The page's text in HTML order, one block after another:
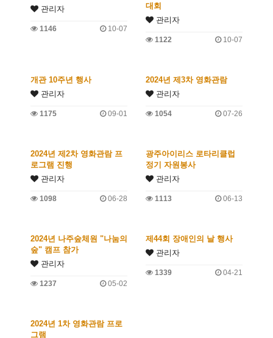
관리자
1146 10-07
대회
관리자
1122 10-07
개관 10주년 행사
관리자
1175 09-01
2024년 제3차 영화관람
관리자
1054 07-26
2024년 제2차 영화관람 프
로그램 진행
관리자
1098 06-28
광주아이리스 로타리클럽
정기 자원봉사
관리자
1113 06-13
2024년 나주숲체원 "나눔의
숲" 캠프 참가
관리자
1237 05-02
제44회 장애인의 날 행사
관리자
1339 04-21
2024년 1차 영화관람 프로
그램